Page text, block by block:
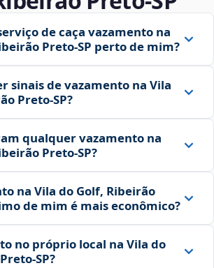
de caça vazamento na
Preto‑SP perto de mim?
sinais de vazamento na Vila
Preto‑SP?
qualquer vazamento na
Preto‑SP?
na Vila do Golf, Ribeirão
de mim é mais econômico?
no próprio local na Vila do